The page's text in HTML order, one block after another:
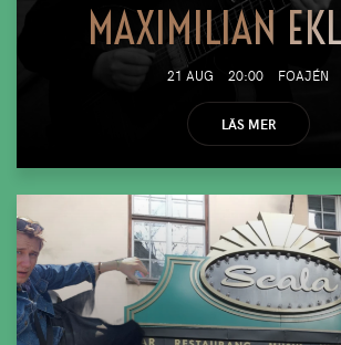
MAXIMILIAN
21 AUG 20:00 FOAJÉN
LÄS MER